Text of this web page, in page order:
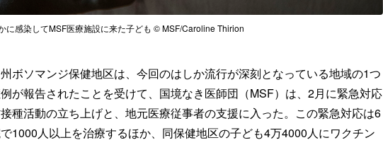
に感染してMSF医療施設に来た子ども © MSF/Caroline Thirion
ボソマンジ保健地区は、今回のはしか流行が深刻となっている地域の1つ
が報告されたことを受けて、国境なき医師団（MSF）は、2月に緊急対応
種活動の立ち上げと、地元医療従事者の支援に入った。この緊急対応は6
1000人以上を治療するほか、同保健地区の子ども4万4000人にワクチン